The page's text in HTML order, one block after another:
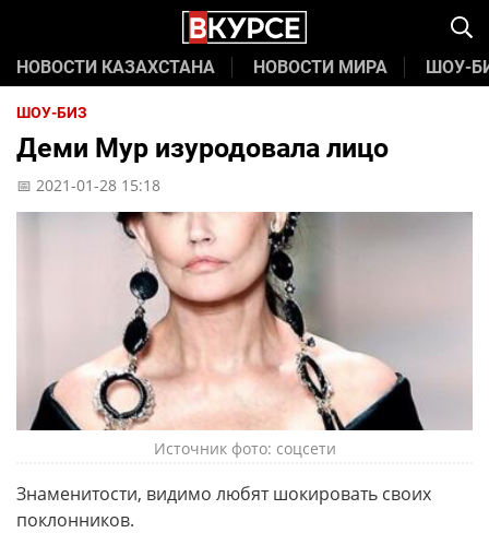
НОВОСТИ КАЗАХСТАНА НОВОСТИ МИРА ШОУ-
ШОУ-БИЗ
Деми Мур изуродовала лицо
📅 2021-01-28 15:18
Источник фото: соцсети
Знаменитости, видимо любят шокировать своих
поклонников.